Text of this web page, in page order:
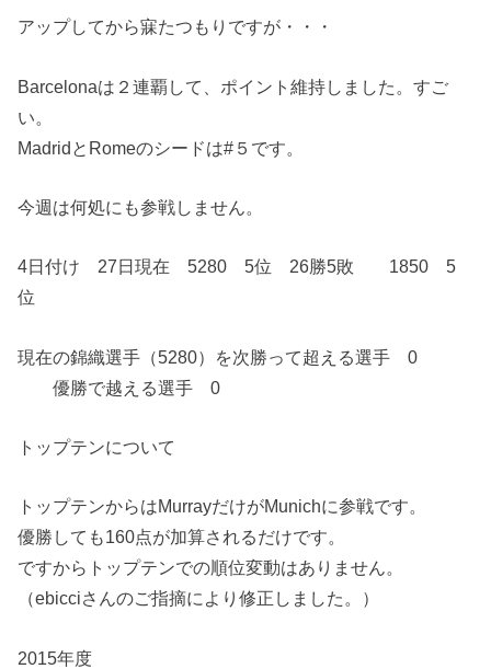
アップしてから寐たつもりですが・・・
Barcelonaは２連覇して、ポイント維持しました。すご
い。
MadridとRomeのシードは#５です。
今週は何処にも参戦しません。
4日付け 27日現在 5280 5位 26勝5敗 1850 5
位
現在の錦織選手（5280）を次勝って超える選手 0
優勝で越える選手 0
トップテンについて
トップテンからはMurrayだけがMunichに参戦です。
優勝しても160点が加算されるだけです。
ですからトップテンでの順位変動はありません。
（ebicciさんのご指摘により修正しました。）
2015年度